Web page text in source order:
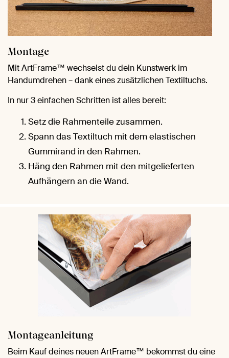
Montage
Mit ArtFrame™ wechselst du dein Kunstwerk im
Handumdrehen – dank eines zusätzlichen Textiltuchs.
In nur 3 einfachen Schritten ist alles bereit:
Setz die Rahmenteile zusammen.
Spann das Textiltuch mit dem elastischen
Gummirand in den Rahmen.
Häng den Rahmen mit den mitgelieferten
Aufhängern an die Wand.
Montageanleitung
Beim Kauf deines neuen ArtFrame™ bekommst du eine